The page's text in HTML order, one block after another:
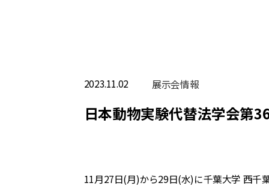
2023.11.02 展⽰会情報
日本動物実験代替法学会第
11月27日(月)から29日(水)に千葉大学 西千